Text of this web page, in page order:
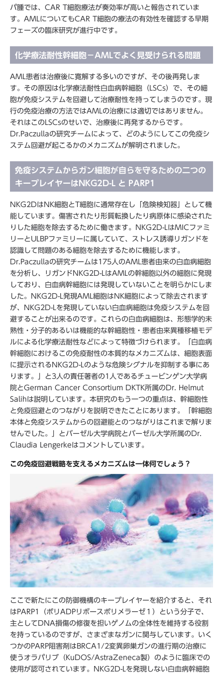
パ腫では、CAR T細胞療法が奏効率が高いと報告されていま
す。AMLについてもCAR T細胞の療法の有効性を確認する早期
フェーズの臨床研究が進行中です。
化学療法耐性幹細胞－AMLでよく見受けられる問題
AML患者は治療後に寛解する多いのですが、その後再発しま
す。その原因は化学療法耐性白血病幹細胞（LSCs）で、その細
胞が免疫システムを回避して治療耐性を持ってしまうのです。現
行の免疫治療の方法ではAMLの治療には適切ではありません。
それはこのLSCsのせいで、治療後に再発するからです。
Dr.Paczullaの研究チームによって、どのようにしてこの免疫シ
ステム回避が起こるかのメカニズムが解明されました。
免疫システムからガン細胞が自らを守るための二つの
キープレイヤーはNKG2D-L と PARP1
NKG2DはNK細胞とT細胞に通常存在し「危険検知器」として機
能しています。傷害されたり形質転換したり病原体に感染された
りした細胞を除去するために働きます。NKG2D-LはMICファミ
リーとULBPファミリーに属していて、ストレス誘導リガンドを
認識して問題のある細胞を除去するために機能します。
Dr.Paczullaの研究チームは175人のAML患者由来の白血病細胞
を分析し、リガンドNKG2D-LはAMLの幹細胞以外の細胞に発現
しており、白血病幹細胞には発現していないことを明らかにしま
した。NKG2D-L発現AML細胞はNK細胞によって除去されます
が、NKG2D-Lを発現していない白血病細胞は免疫システムを回
避することが出来るのです。これらの白血病細胞は、形態学的未
熟性・分子的あるいは機能的な幹細胞性・患者由来異種移植モデ
ルによる化学療法耐性などによって特徴づけられます。「白血病
幹細胞におけるこの免疫耐性の本質的なメカニズムは、細胞表面
に提示されるNKG2D-Lのような危険シグナルを抑制する事にあ
ります。」と3人の責任著者の1人であるチュービンゲン大学病
院とGerman Cancer Consortium DKTK所属のDr. Helmut
Salihは説明しています。本研究のもう一つの重点は、幹細胞性
と免疫回避とのつながりを説明できたことにあります。「幹細胞
本体と免疫システムからの回避能とのつながりはこれまで解りま
せんでした。」とバーゼル大学病院とバーゼル大学所属のDr.
Claudia Lengerkeはコメントしています。
この免疫回避戦略を支えるメカニズムは一体何でしょう？
ここで新たにこの防御機構のキープレイヤーを紹介すると、それ
はPARP1（ポリADPリボースポリメラーゼ１）という分子で、
主としてDNA損傷の修復を担いゲノムの全体性を維持する役割
を持っているのですが、さまざまなガンに関与しています。いく
つかのPARP阻害剤はBRCA1/2変異卵巣ガンの進行期の治療に
使うオラパリブ（KuDOS/AstraZeneca製）のように臨床での
使用が認可されています。NKG2D-Lを発現しない白血病幹細胞